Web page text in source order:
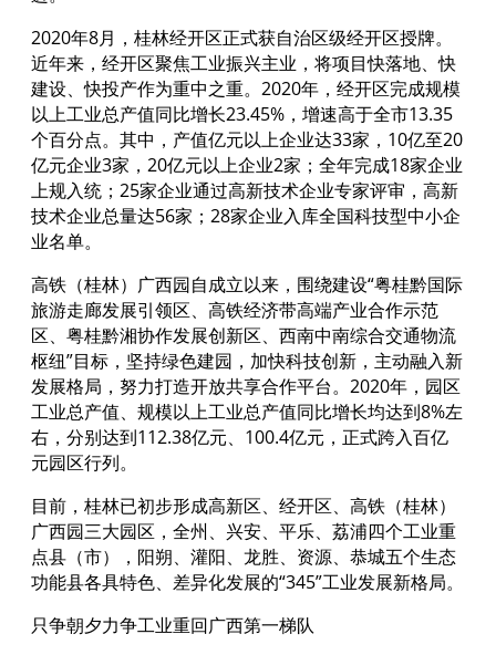
2020年8月，桂林经开区正式获自治区级经开区授牌。
近年来，经开区聚焦工业振兴主业，将项目快落地、快
建设、快投产作为重中之重。2020年，经开区完成规模
以上工业总产值同比增长23.45%，增速高于全市13.35
个百分点。其中，产值亿元以上企业达33家，10亿至20
亿元企业3家，20亿元以上企业2家；全年完成18家企业
上规入统；25家企业通过高新技术企业专家评审，高新
技术企业总量达56家；28家企业入库全国科技型中小企
业名单。
高铁（桂林）广西园自成立以来，围绕建设“粤桂黔国际
旅游走廊发展引领区、高铁经济带高端产业合作示范
区、粤桂黔湘协作发展创新区、西南中南综合交通物流
枢纽”目标，坚持绿色建园，加快科技创新，主动融入新
发展格局，努力打造开放共享合作平台。2020年，园区
工业总产值、规模以上工业总产值同比增长均达到8%左
右，分别达到112.38亿元、100.4亿元，正式跨入百亿
元园区行列。
目前，桂林已初步形成高新区、经开区、高铁（桂林）
广西园三大园区，全州、兴安、平乐、荔浦四个工业重
点县（市），阳朔、灌阳、龙胜、资源、恭城五个生态
功能县各具特色、差异化发展的“345”工业发展新格局。
只争朝夕力争工业重回广西第一梯队